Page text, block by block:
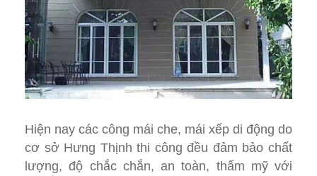
Hiện nay các công mái che, mái xếp di động do
cơ sở Hưng Thịnh thi công đều đảm bảo chất
lượng, độ chắc chắn, an toàn, thẩm mỹ với